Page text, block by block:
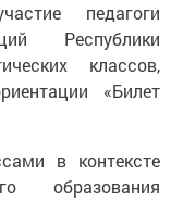
педагоги
Республики
классов,
«Билет
в контексте
образования